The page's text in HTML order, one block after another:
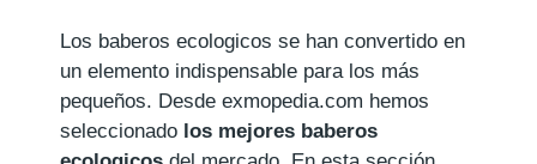
Los baberos ecologicos se han convertido en
un elemento indispensable para los más
pequeños. Desde exmopedia.com hemos
seleccionado los mejores baberos